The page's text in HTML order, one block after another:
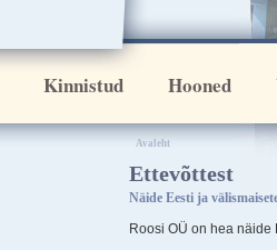
Ettevõttest
Näide Eesti ja
Roosi OÜ on hea
Kinnistud Hooned
[VAR:ikoonirida]
Avaleht